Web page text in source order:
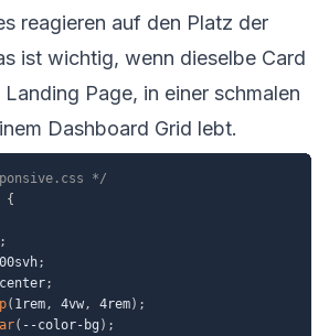
reagieren auf den Platz der
ist wichtig, wenn dieselbe Card
Page, in einer schmalen
Dashboard Grid lebt.
*/
{
;
;
center;
( 1rem, 4vw, 4rem) ;
( --color-bg ) ;